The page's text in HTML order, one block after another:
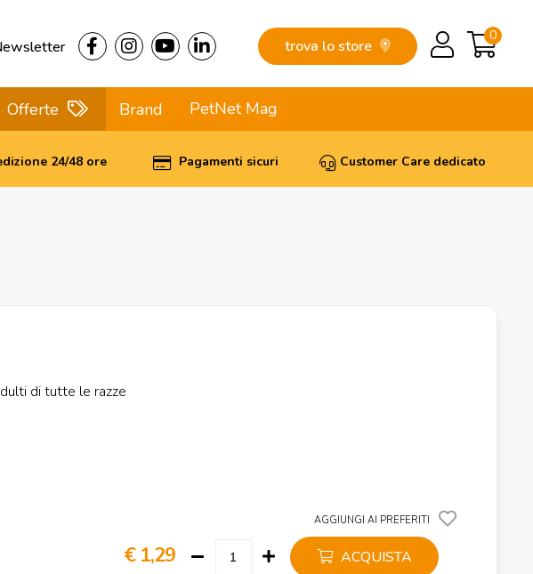
trova lo store
0
Offerte Brand PetNet Mag
24/48 ore Pagamenti sicuri Customer Care dedicato
di tutte le razze
AGGIUNGI AI PREFERITI
€ 1,29 ACQUISTA